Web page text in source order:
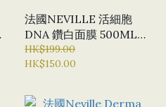
法國NEVILLE 活細胞
DNA 鑽白面膜 500ML
美白 淡斑 淨白美肌
HK$199.00
HK$150.00